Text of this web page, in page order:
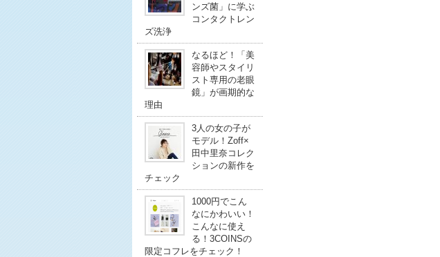
ンズ菌」に学ぶ
コンタクトレン
ズ洗浄
なるほど！「美
容師やスタイリ
スト専用の老眼
鏡」が画期的な
理由
3人の女の子が
モデル！Zoff×
田中里奈コレク
ションの新作を
チェック
1000円でこん
なにかわいい！
こんなに使え
る！3COINSの
限定コフレをチェック！